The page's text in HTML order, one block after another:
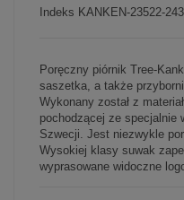
Indeks KANKEN-23522-243
Poręczny piórnik Tree-
saszetka, a także
Wykonany został z
pochodzącej ze specjalnie
Szwecji. Jest niezwykle
Wysokiej klasy suwak
wyprasowane widoczne